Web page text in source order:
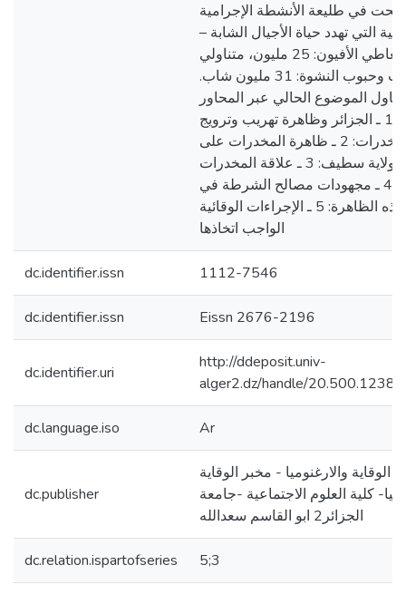
في طليعة الأنشطة الإجرامية
التي تهدد حياة الأجيال الشابة –
متعاطي الأفيون: 25 مليون، متناولي
المنشطات وحبوب النشوة: 31 مليون شاب.
الموضوع الحالي عبر المحاور
التالية: 1 ـ الجزائر وظاهرة تهريب وترويج
المخدرات: 2 ـ ظاهرة المخدرات على
مستوى ولاية سطيف: 3 ـ علاقة المخدرات
بالجريمة: 4 ـ مجهودات مصالح الشرطة في
محاربة هذه الظاهرة: 5 ـ الإجراءات الوقائية
الواجب اتخاذها
dc.identifier.issn 1112-7546
dc.identifier.issn Eissn 2676-2196
dc.identifier.uri
http://ddeposit.univ-
alger2.dz/handle/
dc.language.iso Ar
dc.publisher
الوقاية والارغنوميا - مخبر الوقاية
كلية العلوم الاجتماعية -جامعة
الجزائر2 ابو القاسم سعدالله
dc.relation.ispartofseries 5;3